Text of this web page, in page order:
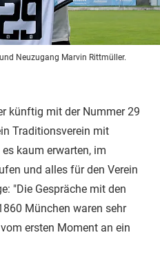
Neuzugang Marvin Rittmüller.
künftig mit der Nummer 29
Traditionsverein mit
kaum erwarten, im
und alles für den Verein
"Die Gespräche mit den
München waren sehr
ersten Moment an ein